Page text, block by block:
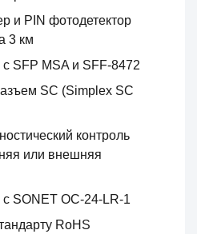
и PIN фотодетектор
3 км
SFP MSA и SFF-8472
SC (Simplex SC
контроль
или внешняя
SONET OC-24-LR-1
RoHS